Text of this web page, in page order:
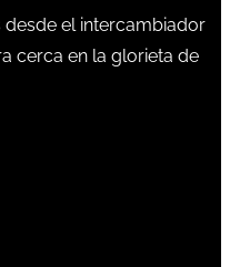
desde el intercambiador
cerca en la glorieta de